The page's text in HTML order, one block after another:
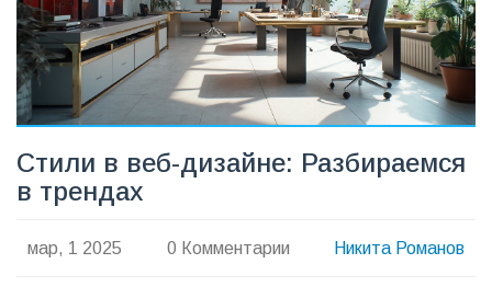
Стили в веб-дизайне: Разбираемся
в трендах
мар, 1 2025 0 Комментарии Никита Романов